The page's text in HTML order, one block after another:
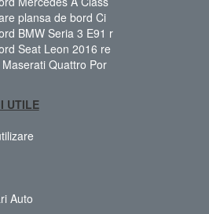
plansa de bord Ci
BMW Seria 3 E91 r
Seat Leon 2016 re
Quattro Por
UTILE
Auto